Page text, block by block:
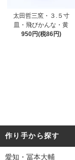
太田哲三窯・３.５寸
皿・飛びかんな・黄
950円(税86円)
作り手から探す
愛知・冨本大輔